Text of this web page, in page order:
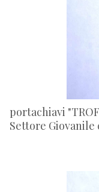
portachiavi
Settore Giovanile